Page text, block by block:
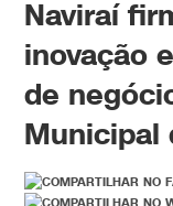
Naviraí
inovação
de
Municipal